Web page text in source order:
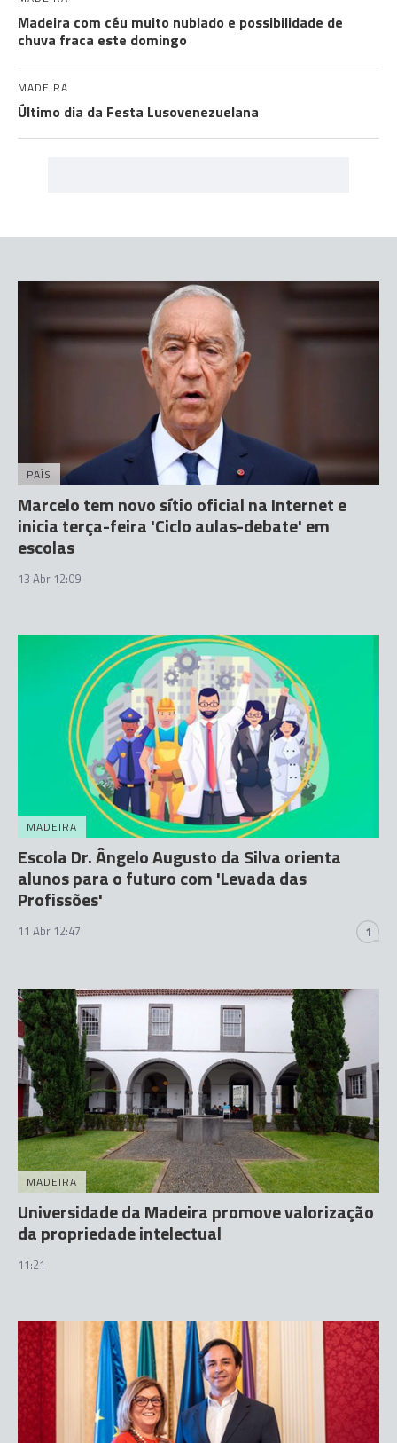
Madeira com céu muito nublado e possibilidade de
chuva fraca este domingo
MADEIRA
Último dia da Festa Lusovenezuelana
PAÍS
Marcelo tem novo sítio oficial na Internet e
inicia terça-feira 'Ciclo aulas-debate' em
escolas
13 Abr 12:09
MADEIRA
Escola Dr. Ângelo Augusto da Silva orienta
alunos para o futuro com 'Levada das
Profissões'
11 Abr 12:47 1
MADEIRA
Universidade da Madeira promove valorização
da propriedade intelectual
11:21